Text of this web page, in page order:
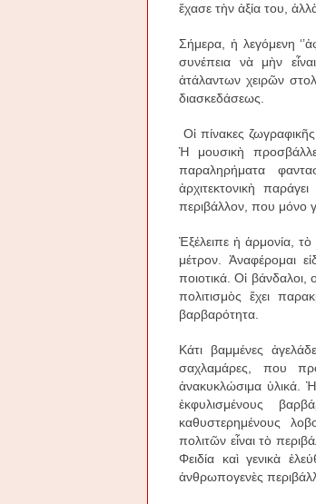
ἔχασε τὴν ἀξία του,
Σήμερα, ἡ λεγόμενη
συνέπεια νὰ μὴν
ἀτάλαντων χειρῶν
διασκεδάσεως.
Οἱ πίνακες
Ἡ μουσικὴ
παραληρήματα
ἀρχιτεκτονικὴ
περιβάλλον, που μόνο
Ἐξέλειπε ἡ ἁρμονία,
μέτρον. Ἀναφέρομαι
ποιοτικά. Οἱ βάνδαλοι,
πολιτισμὸς ἔχει
βαρβαρότητα.
Κάτι βαμμένες
σαχλαμάρες, που
ἀνακυκλώσιμα ὑλικά.
ἐκφυλισμένους
καθυστερημένους
πολιτῶν εἶναι τὸ
Φειδία καὶ γενικὰ
ἀνθρωπογενὲς